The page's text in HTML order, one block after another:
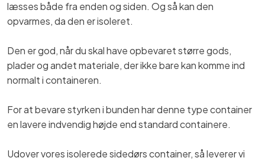
læsses både fra enden og siden. Og så kan den
opvarmes, da den er isoleret.
Den er god, når du skal have opbevaret større gods,
plader og andet materiale, der ikke bare kan komme ind
normalt i containeren.
For at bevare styrken i bunden har denne type container
en lavere indvendig højde end standard containere.
Udover vores isolerede sidedørs container, så leverer vi